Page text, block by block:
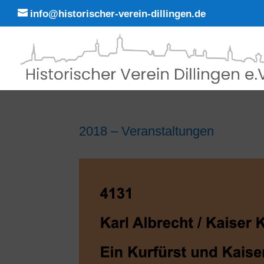
info@historischer-verein-dillingen.de
2018 – Veranstaltungen